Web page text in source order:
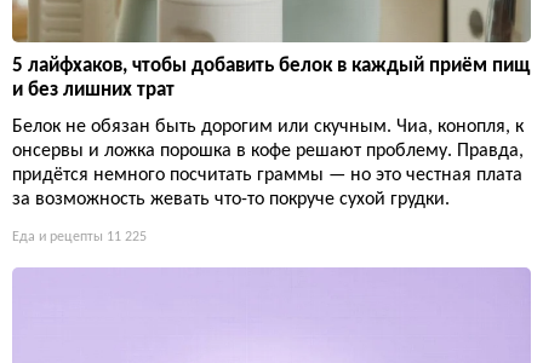
5 лайфхаков, чтобы добавить белок в каждый приём пищ
и без лишних трат
Белок не обязан быть дорогим или скучным. Чиа, конопля, к
онсервы и ложка порошка в кофе решают проблему. Правда,
придётся немного посчитать граммы — но это честная плата
за возможность жевать что-то покруче сухой грудки.
Еда и рецепты 11 225